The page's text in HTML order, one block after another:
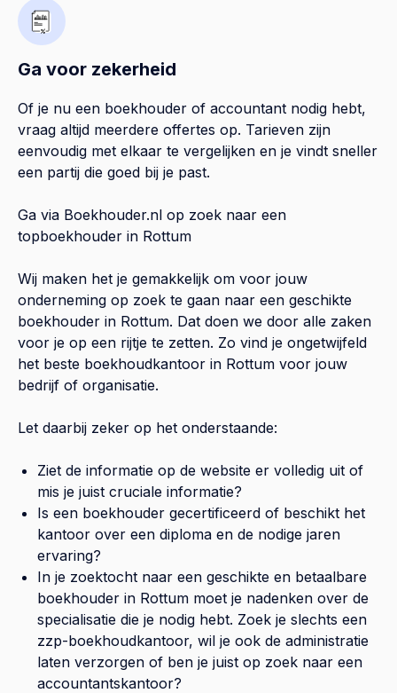
Ga voor zekerheid
Of je nu een boekhouder of accountant nodig hebt,
vraag altijd meerdere offertes op. Tarieven zijn
eenvoudig met elkaar te vergelijken en je vindt sneller
een partij die goed bij je past.
Ga via Boekhouder.nl op zoek naar een
topboekhouder in Rottum
Wij maken het je gemakkelijk om voor jouw
onderneming op zoek te gaan naar een geschikte
boekhouder in Rottum. Dat doen we door alle zaken
voor je op een rijtje te zetten. Zo vind je ongetwijfeld
het beste boekhoudkantoor in Rottum voor jouw
bedrijf of organisatie.
Let daarbij zeker op het onderstaande:
Ziet de informatie op de website er volledig uit of
mis je juist cruciale informatie?
Is een boekhouder gecertificeerd of beschikt het
kantoor over een diploma en de nodige jaren
ervaring?
In je zoektocht naar een geschikte en betaalbare
boekhouder in Rottum moet je nadenken over de
specialisatie die je nodig hebt. Zoek je slechts een
zzp-boekhoudkantoor, wil je ook de administratie
laten verzorgen of ben je juist op zoek naar een
accountantskantoor?